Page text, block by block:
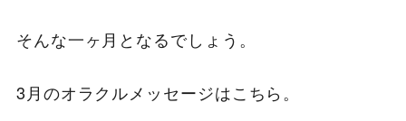
そんな一ヶ月となるでしょう。
3月のオラクルメッセージはこちら。